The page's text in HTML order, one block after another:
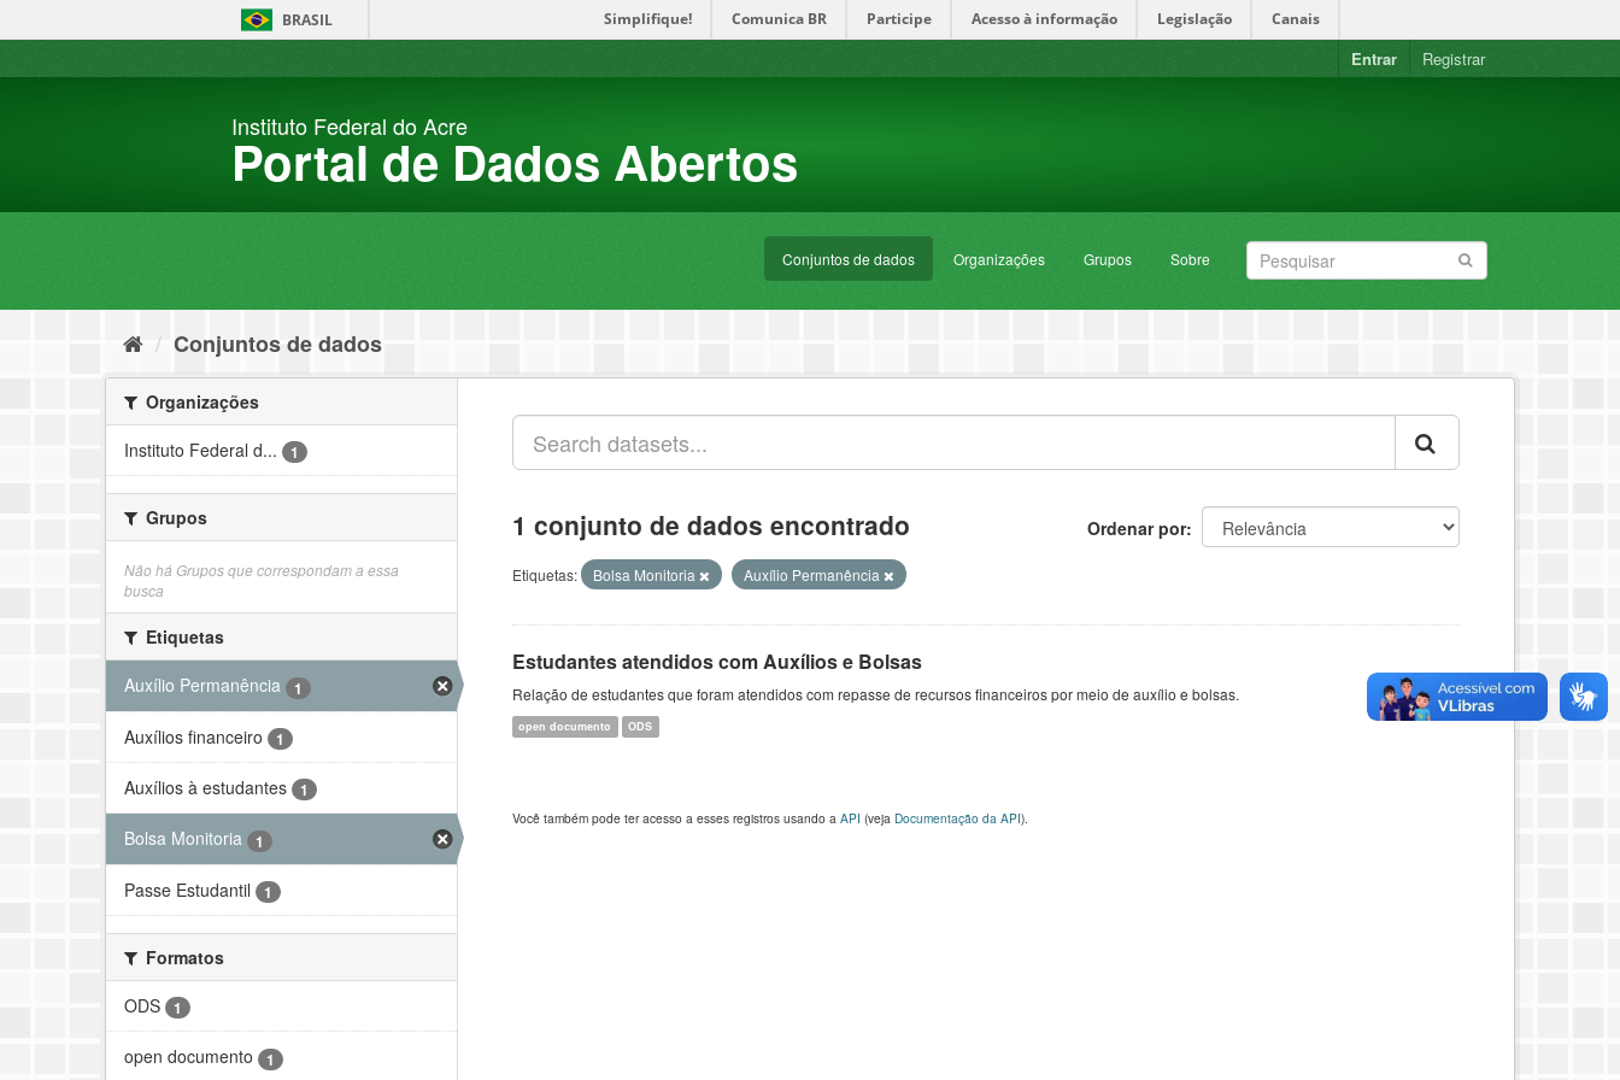
BRASIL Simplifique! Comunica BR Participe Acesso à informação Legislação Canais
Entrar Registrar
Instituto Federal do Acre
Portal de Dados Abertos
Conjuntos de dados Organizações Grupos Sobre
Conjuntos de dados
Organizações
Instituto Federal d...
1
Grupos
Não há Grupos que correspondam a essa
busca
Etiquetas
Auxílio Permanência
1
Auxílios financeiro 1
Auxílios à estudantes 1
Bolsa Monitoria 1
Passe Estudantil 1
Formatos
ODS
1
open documento 1
Ordenar por
1 conjunto de dados encontrado
Etiquetas: Bolsa Monitoria Auxílio Permanência
Estudantes atendidos com Auxílios e Bolsas
Relação de estudantes que foram atendidos com repasse de recursos financeiros por meio de auxílio e bolsas.
open documento ODS
Você também pode ter acesso a esses registros usando a API (veja Documentação da API).